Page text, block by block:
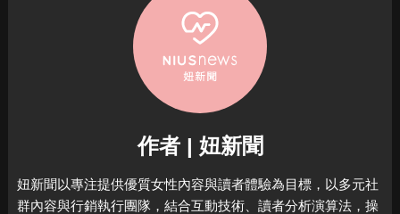
作者 | 妞新聞
妞新聞以專注提供優質女性內容與讀者體驗為目標， 以多元社
群內容與行銷執行團隊，結合互動技術、讀者分析演算法， 操